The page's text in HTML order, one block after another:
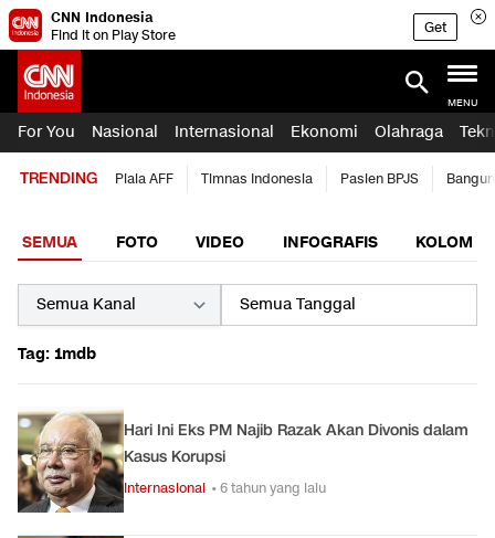
CNN Indonesia
Find it on Play Store
Get
MENU
For You Nasional Internasional Ekonomi Olahraga
TRENDING Piala AFF Timnas Indonesia Pasien BPJS
SEMUA FOTO VIDEO INFOGRAFIS KOLOM
Tag: 1mdb
Hari Ini Eks PM Najib Razak Akan Divonis dalam
Kasus Korupsi
Internasional • 6 tahun yang lalu